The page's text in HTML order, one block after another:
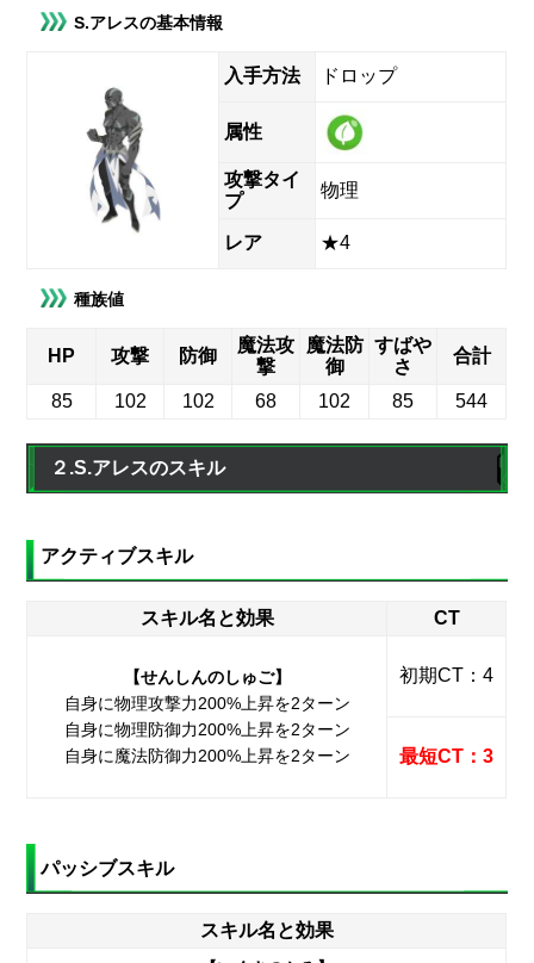
S.アレスの基本情報
入手方法 ドロップ
属性
攻撃タイ
プ
物理
レア ★4
種族値
HP 攻撃 防御
魔法攻
撃
魔法防
御
すばや
さ
合計
85 102 102 68 102 85 544
２.S.アレスのスキル
アクティブスキル
スキル名と効果 CT
【せんしんのしゅご】
自身に物理攻撃力200%上昇を2ターン
自身に物理防御力200%上昇を2ターン
自身に魔法防御力200%上昇を2ターン
初期CT：4
最短CT：3
パッシブスキル
スキル名と効果